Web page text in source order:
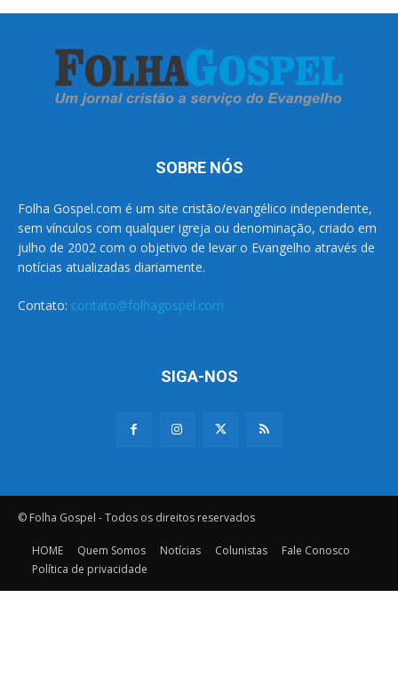
SOBRE NÓS
Folha Gospel.com é um site cristão/evangélico independente,
sem vínculos com qualquer igreja ou denominação, criado em
julho de 2002 com o objetivo de levar o Evangelho através de
notícias atualizadas diariamente.
Contato: contato@folhagospel.com
SIGA-NOS
© Folha Gospel - Todos os direitos reservados
HOME Quem Somos Notícias Colunistas
Fale Conosco
Política de privacidade